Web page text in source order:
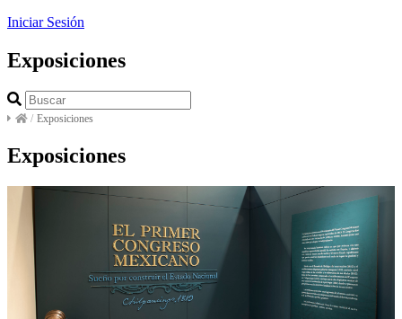
Iniciar Sesión
Exposiciones
/ Exposiciones
Exposiciones